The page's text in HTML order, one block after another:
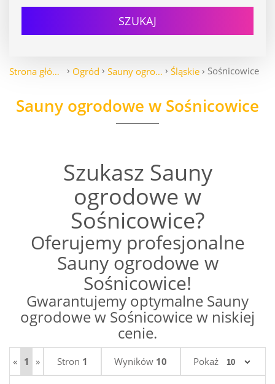
SZUKAJ
Strona główna Ogród Sauny ogrodowe Śląskie Sośnicowice
Sauny ogrodowe w Sośnicowice
Szukasz Sauny
ogrodowe w
Sośnicowice?
Oferujemy profesjonalne
Sauny ogrodowe w
Sośnicowice!
Gwarantujemy optymalne Sauny
ogrodowe w Sośnicowice w niskiej
cenie.
« 1 » Stron 1 Wyników 10 Pokaż